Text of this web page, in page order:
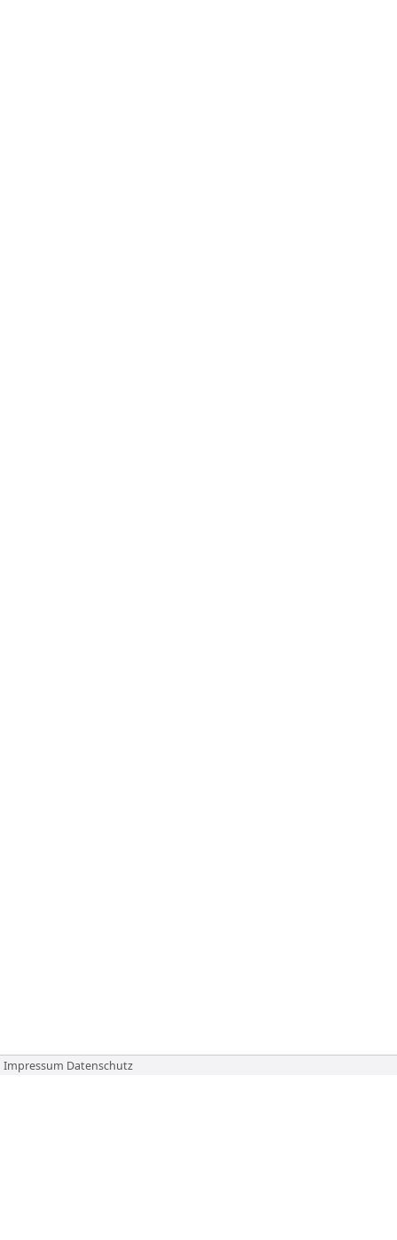
Impressum Datenschutz